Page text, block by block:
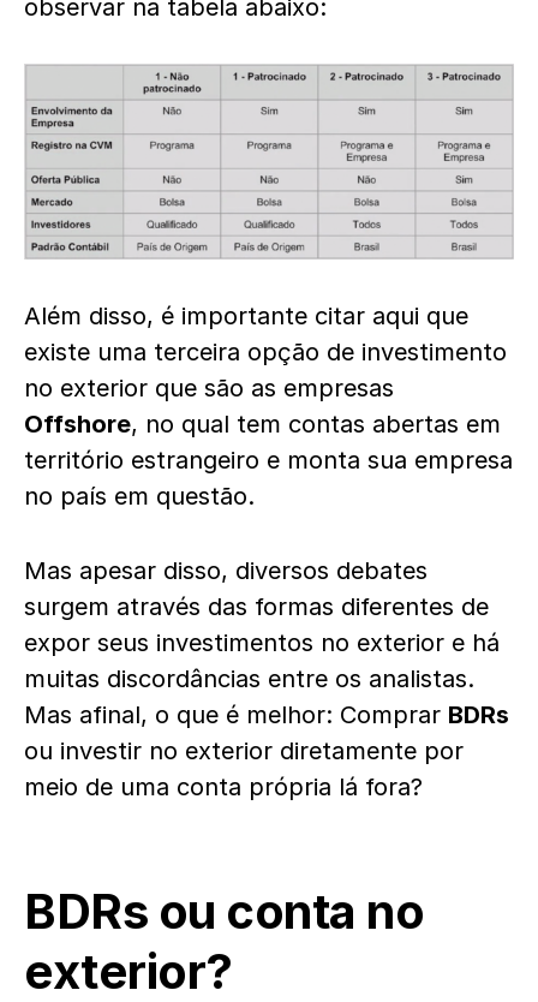
observar na tabela abaixo:
Além disso, é importante citar aqui que
existe uma terceira opção de investimento
no exterior que são as empresas
Offshore, no qual tem contas abertas em
território estrangeiro e monta sua empresa
no país em questão.
Mas apesar disso, diversos debates
surgem através das formas diferentes de
expor seus investimentos no exterior e há
muitas discordâncias entre os analistas.
Mas afinal, o que é melhor: Comprar BDRs
ou investir no exterior diretamente por
meio de uma conta própria lá fora?
BDRs ou conta no
exterior?